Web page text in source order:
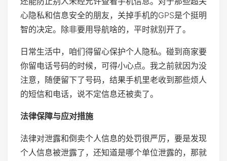
心隐私和信息安全的朋友，关掉手机的GPS是个挺明
智的决定。除非要用导航啥的，平时就别开了。
日常生活中，咱们得留心保护个人隐私。碰到商家要
你留电话号码的时候，可得小心点。我之前就因为没
注意，随便留下了号码，结果手机里老收到那些烦人
的短信和电话，说不定信息还被卖了。
法律保障与应对措施
法律对泄露和倒卖个人信息的处罚很严厉，要是发现
个人信息被泄露了，还知道是哪个单位泄露的，那就